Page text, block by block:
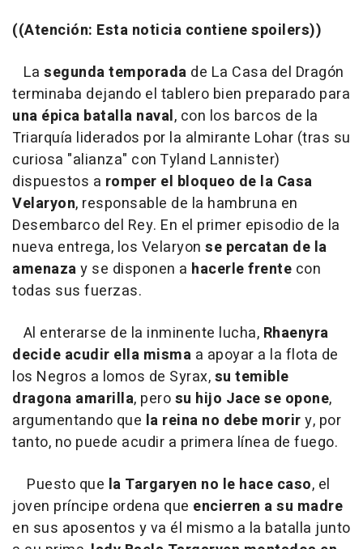
((Atención: Esta noticia contiene spoilers))
La segunda temporada de La Casa del Dragón
terminaba dejando el tablero bien preparado para
una épica batalla naval, con los barcos de la
Triarquía liderados por la almirante Lohar (tras su
curiosa "alianza" con Tyland Lannister)
dispuestos a romper el bloqueo de la Casa
Velaryon, responsable de la hambruna en
Desembarco del Rey. En el primer episodio de la
nueva entrega, los Velaryon se percatan de la
amenazay se disponen a hacerle frente con
todas sus fuerzas.
Al enterarse de la inminente lucha, Rhaenyra
decide acudir ella misma a apoyar a la flota de
los Negros a lomos de Syrax,su temible
dragona amarilla, perosu hijo Jace se opone,
argumentando que la reina no debe moriry, por
tanto, no puede acudir a primera línea de fuego.
Puesto que la Targaryen no le hace caso, el
joven príncipe ordena que encierren a su madre
en sus aposentos y va él mismo a la batalla junto